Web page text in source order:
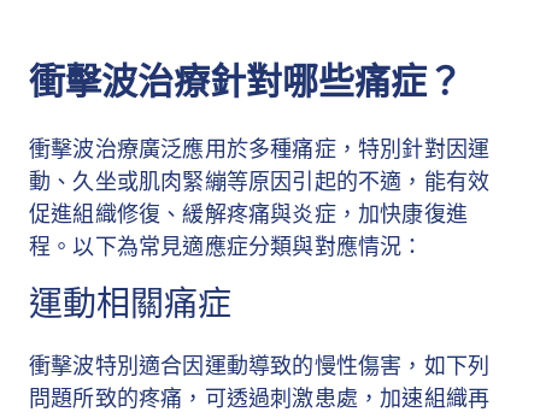
衝擊波治療針對哪些痛症？
衝擊波治療廣泛應用於多種痛症，特別針對因運
動、久坐或肌肉緊繃等原因引起的不適，能有效
促進組織修復、緩解疼痛與炎症，加快康復進
程。以下為常見適應症分類與對應情況：
運動相關痛症
衝擊波特別適合因運動導致的慢性傷害，如下列
問題所致的疼痛，可透過刺激患處，加速組織再